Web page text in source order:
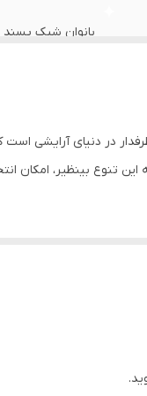
بانوان شیک پسند
در دنیای آرایشی است
تنوع بینظیر، امکان